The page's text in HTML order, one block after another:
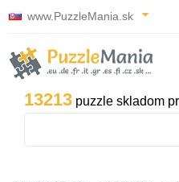
www.PuzzleMania.sk
13213 puzzle skladom